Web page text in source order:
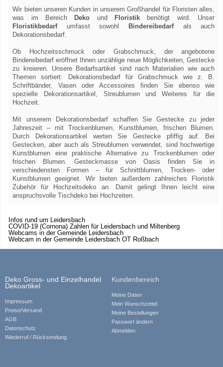
Wir bieten unseren Kunden in unseremGroßhandel für Floristen alles,
was im Bereich
Deko und Floristik benötigt wird. Unser
Floristikbedarfumfasst sowohl Bindereibedarfals auch
Dekorationsbedarf
Ob Hochzeitsschmuck oder Grabschmuck, der angebotene
Bindereibedarf eröffnet Ihnen unzählige neue Möglichkeiten, Gestecke
zu kreieren. Unsere Bedarfsartikel sind nach Materialien wie auch
Themen sortiert: Dekorationsbedarf für Grabschmuck wie z. B.
Schriftbänder, Vasen oder Accessoires finden Sie ebenso wie
spezielle Dekorationsartikel, Streublumen und Weiteres für die
Hochzeit.
Mit unserem Dekorationsbedarf schaffen Sie Gestecke zu jeder
Jahreszeit – mit Trockenblumen, Kunstblumen, frischen Blumen.
Durch Dekorationsartikel werten Sie Gestecke pfiffig auf. Bei
Gestecken, aber auch als Streublumen verwendet, sind hochwertige
Kunstblumen eine praktische Alternative zu Trockenblumen oder
frischen Blumen. Gesteckmasse von Oasis finden Sie in
verschiedensten Formen – für Schnittblumen, Trocken- oder
Kunstblumen geeignet. Wir bieten außerdem zahlreiches Floristik
Zubehör für Hochzeitsdeko an. Damit gelingt Ihnen leicht eine
anspruchsvolle Tischdeko bei Hochzeiten.
Infos rund um Leidersbach
COVID-19 (Cornona) Zahlen für Leidersbach und Miltenberg
Webcams in der Gemeinde Leidersbach
Webcam in der Gemeinde Leidersbach OT Roßbach
Deko Gross- und Einzelhandel
Dekoartikel
Impressum
Preise/Versand
AGB
Datenschutz
Wiederruf / Rücksendung
Kundenbereich
Meine Daten
Mein Wunschzettel
Meine Bestellungen
Passwort ändern
Abmelden